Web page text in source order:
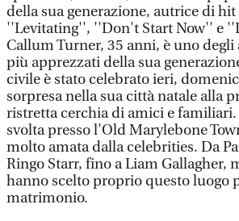
della sua generazione, autrice di
''Levitating'', ''Don't Start Now'' e
Callum Turner, 35 anni, è uno
più apprezzati della sua
civile è stato celebrato ieri,
sorpresa nella sua città natale alla
ristretta cerchia di amici e familiari.
svolta presso l'Old Marylebone
molto amata dalla celebrities. Da
Ringo Starr, fino a Liam Gallagher,
hanno scelto proprio questo luogo
matrimonio.